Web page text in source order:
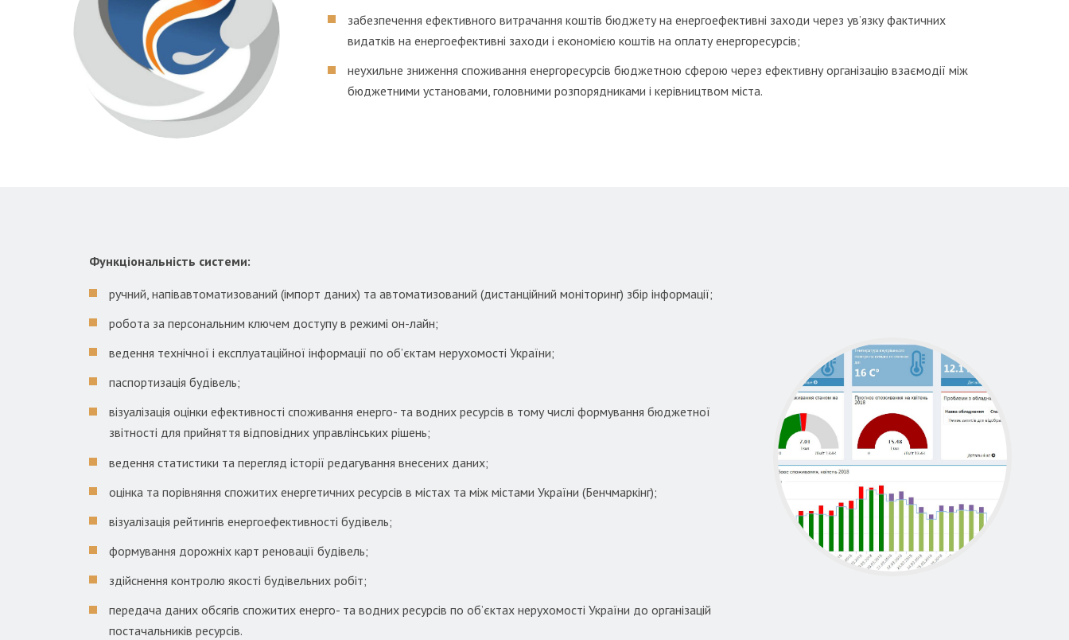
забезпечення ефективного витрачання коштів бюджету на енергоефективні заходи через ув’язку фактичних
видатків на енергоефективні заходи і економією коштів на оплату енергоресурсів;
неухильне зниження споживання енергоресурсів бюджетною сферою через ефективну організацію взаємодії між
бюджетними установами, головними розпорядниками і керівництвом міста.
Функціональність системи:
ручний, напівавтоматизований (імпорт даних) та автоматизований (дистанційний моніторинг) збір інформації;
робота за персональним ключем доступу в режимі он-лайн;
ведення технічної і експлуатаційної інформації по об’єктам нерухомості України;
паспортизація будівель;
візуалізація оцінки ефективності споживання енерго- та водних ресурсів в тому числі формування бюджетної
звітності для прийняття відповідних управлінських рішень;
ведення статистики та перегляд історії редагування внесених даних;
оцінка та порівняння спожитих енергетичних ресурсів в містах та між містами України (Бенчмаркінг);
візуалізація рейтингів енергоефективності будівель;
формування дорожніх карт реновації будівель;
здійснення контролю якості будівельних робіт;
передача даних обсягів спожитих енерго- та водних ресурсів по об’єктах нерухомості України до організацій
постачальників ресурсів.